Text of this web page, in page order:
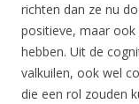
richten dan ze nu
positieve, maar
hebben. Uit de
valkuilen, ook wel
die een rol zouden